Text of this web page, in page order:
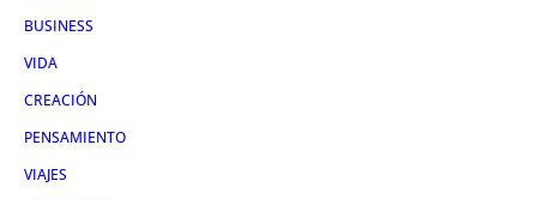
BUSINESS
VIDA
CREACIÓN
PENSAMIENTO
VIAJES